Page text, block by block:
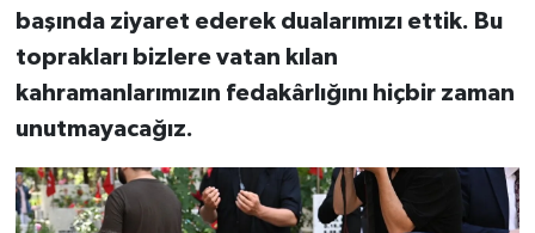
başında ziyaret ederek dualarımızı ettik. Bu
toprakları bizlere vatan kılan
kahramanlarımızın fedakârlığını hiçbir zaman
unutmayacağız.